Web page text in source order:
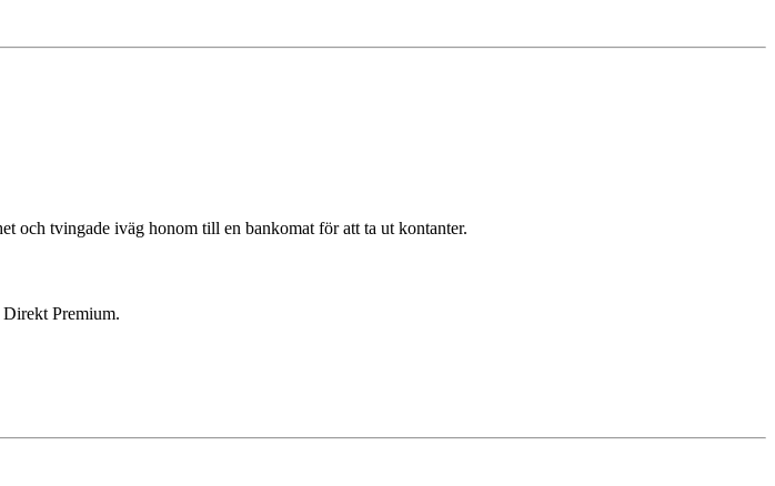
och tvingade iväg honom till en bankomat för att ta ut kontanter.
Direkt Premium.